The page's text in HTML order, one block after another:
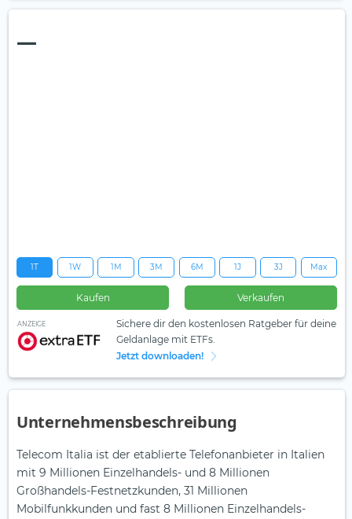
—
1T 1W 1M 3M 6M 1J 3J Max
Kaufen Verkaufen
ANZEIGE
Sichere dir den kostenlosen Ratgeber für deine
Geldanlage mit ETFs.
Jetzt downloaden!
Unternehmensbeschreibung
Telecom Italia ist der etablierte Telefonanbieter in Italien
mit 9 Millionen Einzelhandels- und 8 Millionen
Großhandels-Festnetzkunden, 31 Millionen
Mobilfunkkunden und fast 8 Millionen Einzelhandels-